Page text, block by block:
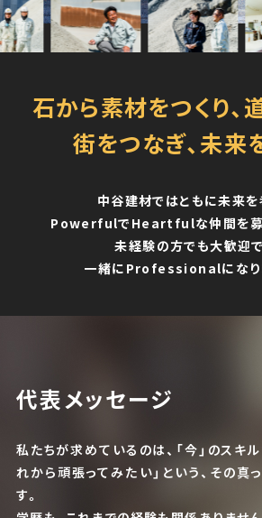
079-447-
（受付時間 : 平日10:00〜
お問い合わせ
石から素材をつくり、
街をつなぎ、未来
中谷建材ではともに未来を
PowerfulでHeartfulな仲間を募
未経験の方でも大歓迎で
一緒にProfessionalになりま
代表メッセージ
私たちが求めているのは、「今」のスキ
れから頑張ってみたい」という、その真
す。